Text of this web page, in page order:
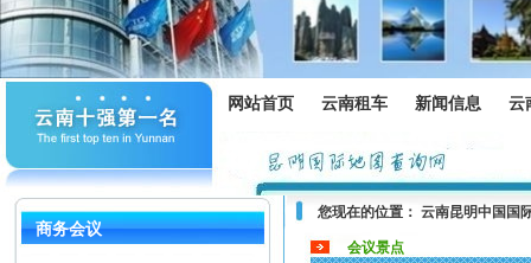
网站首页 云南租车 新闻信息 云
商务会议
您现在的位置： 云南昆明中国国
会议景点